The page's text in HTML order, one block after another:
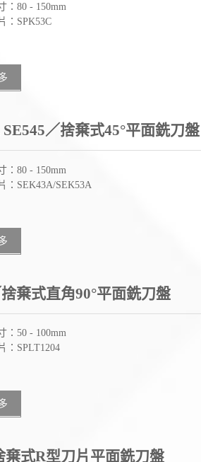
：80 - 150mm
：SPK53C
SE545／捨棄式45°平面銑刀盤
：80 - 150mm
：SEK43A/SEK53A
棄式直角90°平面銑刀盤
：50 - 100mm
：SPLT1204
棄式R型刀片平面銑刀盤